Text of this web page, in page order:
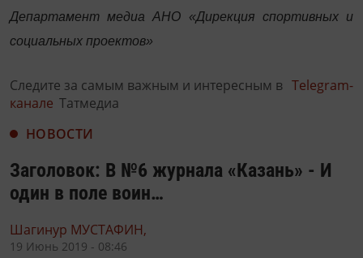
Департамент медиа АНО «Дирекция спортивных и
социальных проектов»
Следите за самым важным и интересным в Telegram-
канале Татмедиа
НОВОСТИ
Заголовок: В №6 журнала «Казань» - И
один в поле воин…
Шагинур МУСТАФИН,
19 Июнь 2019 - 08:46